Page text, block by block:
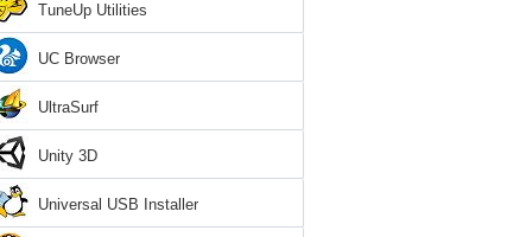
TuneUp Utilities
UC Browser
UltraSurf
Unity 3D
Universal USB Installer